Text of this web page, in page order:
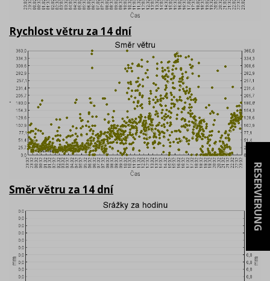
RESERVIERUNG
Rychlost větru za 14 dní
Směr větru za 14 dní